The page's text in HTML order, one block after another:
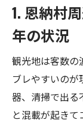
1. 恩納村
年の状況
観光地は客数の
ブレやすいの
器、清掃で出る
と混載が起き